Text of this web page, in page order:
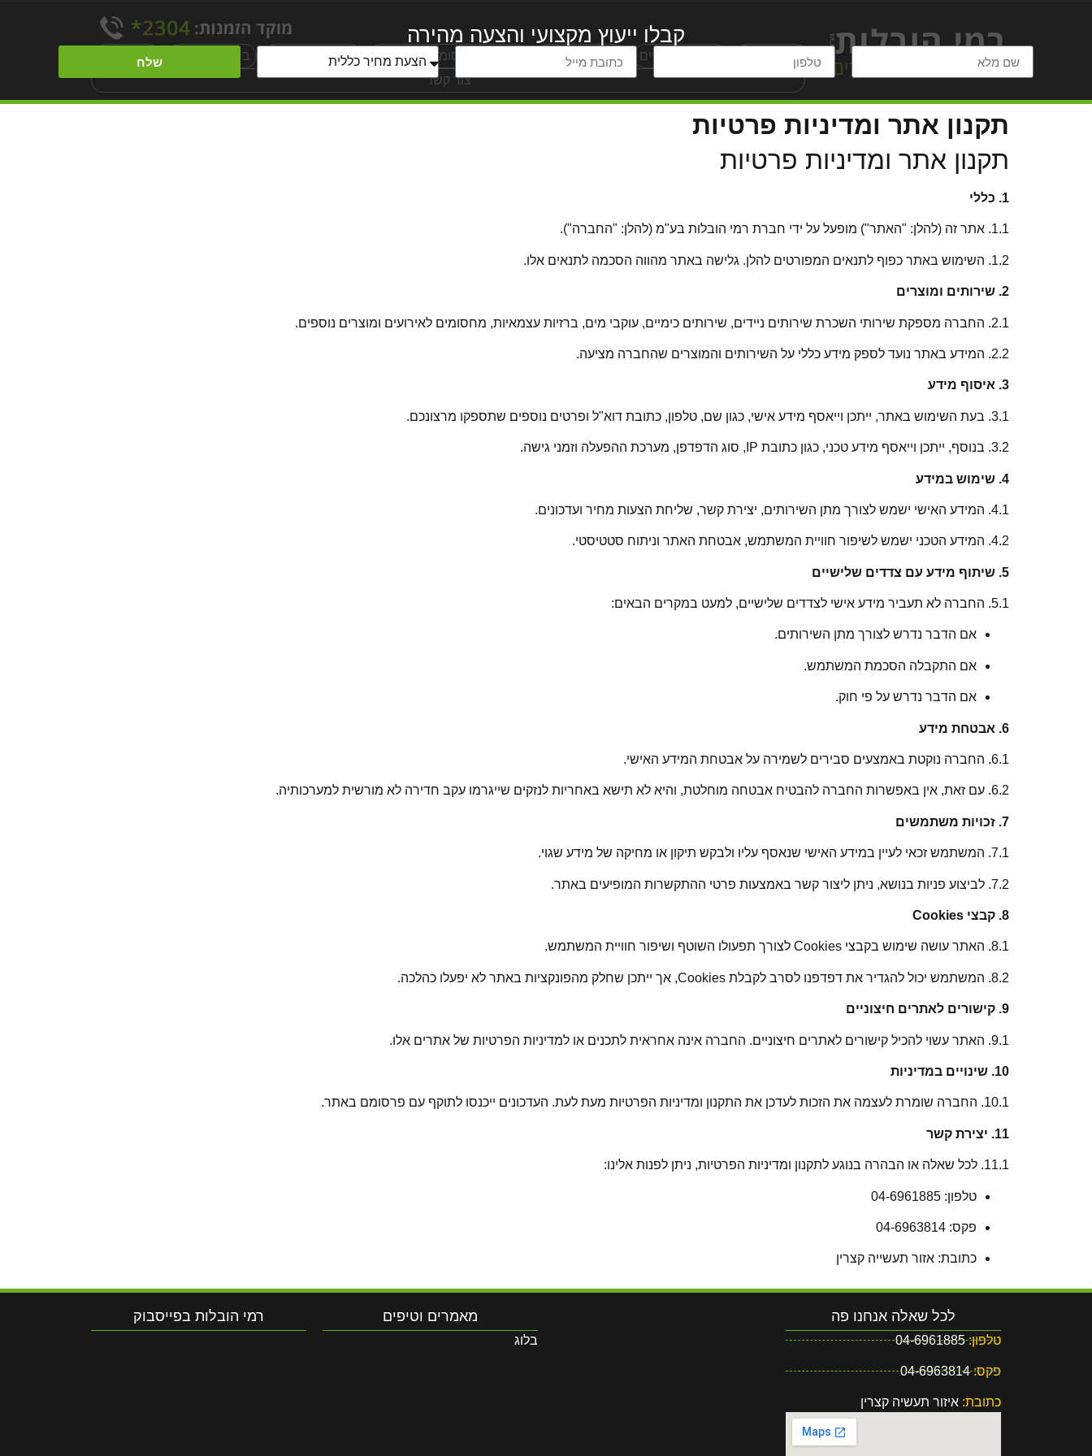
שירותים כימיים שירותים ניידים השכרת מחסומים לאירועים ברזיות עצמאיות ברזיות קבועות
עוקבי מים
צור קשר
קבלו ייעוץ מקצועי והצעה מהירה
שלח
תקנון אתר ומדיניות פרטיות
תקנון אתר ומדיניות פרטיות
1. כללי
1.1. אתר זה (להלן: "האתר") מופעל על ידי חברת רמי הובלות בע"מ (להלן: "החברה").
1.2. השימוש באתר כפוף לתנאים המפורטים להלן. גלישה באתר מהווה הסכמה לתנאים אלו.
2. שירותים ומוצרים
2.1. החברה מספקת שירותי השכרת שירותים ניידים, שירותים כימיים, עוקבי מים, ברזיות עצמאיות, מחסומים לאירועים ומוצרים נוספים.
2.2. המידע באתר נועד לספק מידע כללי על השירותים והמוצרים שהחברה מציעה.
3. איסוף מידע
3.1. בעת השימוש באתר, ייתכן וייאסף מידע אישי, כגון שם, טלפון, כתובת דוא"ל ופרטים נוספים שתספקו מרצונכם.
3.2. בנוסף, ייתכן וייאסף מידע טכני, כגון כתובת IP, סוג הדפדפן, מערכת ההפעלה וזמני גישה.
4. שימוש במידע
4.1. המידע האישי ישמש לצורך מתן השירותים, יצירת קשר, שליחת הצעות מחיר ועדכונים.
4.2. המידע הטכני ישמש לשיפור חוויית המשתמש, אבטחת האתר וניתוח סטטיסטי.
5. שיתוף מידע עם צדדים שלישיים
5.1. החברה לא תעביר מידע אישי לצדדים שלישיים, למעט במקרים הבאים:
אם הדבר נדרש לצורך מתן השירותים.
אם התקבלה הסכמת המשתמש.
אם הדבר נדרש על פי חוק.
6. אבטחת מידע
6.1. החברה נוקטת באמצעים סבירים לשמירה על אבטחת המידע האישי.
6.2. עם זאת, אין באפשרות החברה להבטיח אבטחה מוחלטת, והיא לא תישא באחריות לנזקים שייגרמו עקב חדירה לא מורשית למערכותיה.
7. זכויות משתמשים
7.1. המשתמש זכאי לעיין במידע האישי שנאסף עליו ולבקש תיקון או מחיקה של מידע שגוי.
7.2. לביצוע פניות בנושא, ניתן ליצור קשר באמצעות פרטי ההתקשרות המופיעים באתר.
8. קבצי Cookies
8.1. האתר עושה שימוש בקבצי Cookies לצורך תפעולו השוטף ושיפור חוויית המשתמש.
8.2. המשתמש יכול להגדיר את דפדפנו לסרב לקבלת Cookies, אך ייתכן שחלק מהפונקציות באתר לא יפעלו כהלכה.
9. קישורים לאתרים חיצוניים
9.1. האתר עשוי להכיל קישורים לאתרים חיצוניים. החברה אינה אחראית לתכנים או למדיניות הפרטיות של אתרים אלו.
10. שינויים במדיניות
10.1. החברה שומרת לעצמה את הזכות לעדכן את התקנון ומדיניות הפרטיות מעת לעת. העדכונים ייכנסו לתוקף עם פרסומם באתר.
11. יצירת קשר
11.1. לכל שאלה או הבהרה בנוגע לתקנון ומדיניות הפרטיות, ניתן לפנות אלינו:
טלפון: 04-6961885
פקס: 04-6963814
כתובת: אזור תעשייה קצרין
לכל שאלה אנחנו פה
טלפון:04-6961885
פקס:04-6963814
כתובת: איזור תעשיה קצרין
מאמרים וטיפים
בלוג
רמי הובלות בפייסבוק